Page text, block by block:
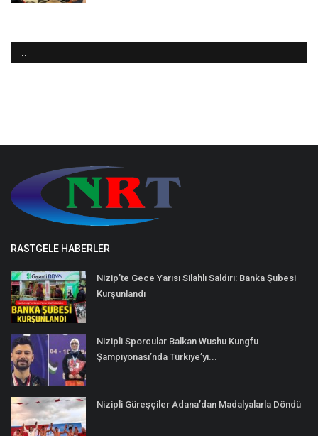
..
RASTGELE HABERLER
Nizip’te Gece Yarısı Silahlı Saldırı: Banka Şubesi
Kurşunlandı
Nizipli Sporcular Balkan Wushu Kungfu
Şampiyonası’nda Türkiye’yi...
Nizipli Güreşçiler Adana’dan Madalyalarla Döndü